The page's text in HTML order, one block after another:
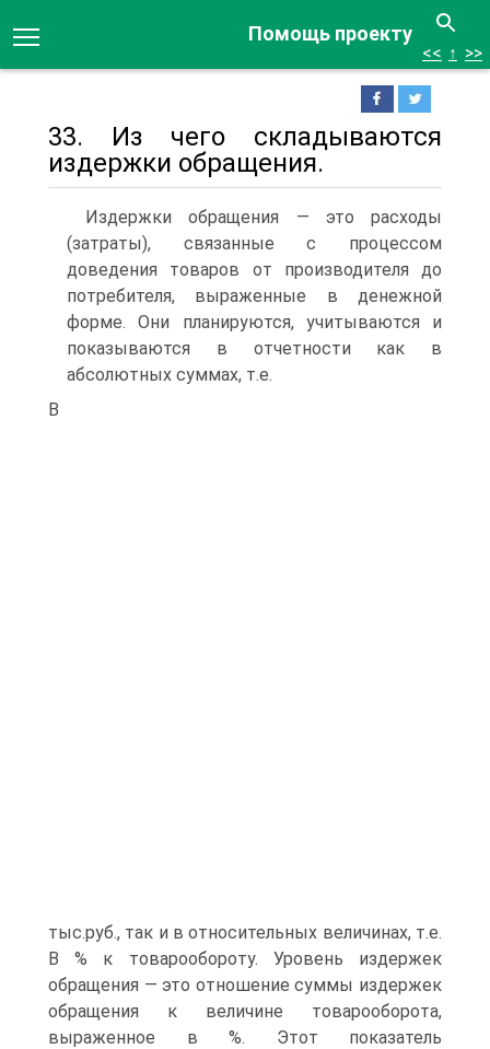
Помощь проекту
<< ↑ >>
33. Из чего складываются
издержки обращения.
Издержки обращения — это расходы
(затраты), связанные с процессом
доведения товаров от производителя до
потребителя, выраженные в денежной
форме. Они планируются, учитываются и
показываются в отчетности как в
абсолютных суммах, т.е.
В
тыс.руб., так и в относительных величинах, т.е.
В % к товарообороту. Уровень издержек
обращения — это отношение суммы издержек
обращения к величине товарооборота,
выраженное в %. Этот показатель